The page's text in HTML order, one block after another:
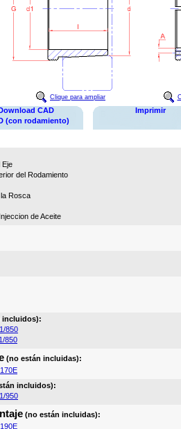
Clique para ampliar
CAD
(con rodamiento)
Imprimir
Eje
del Rodamiento
Rosca
de Aceite
incluidos):
850
850
(no están incluidas):
incluidos):
950
(no están incluidas):